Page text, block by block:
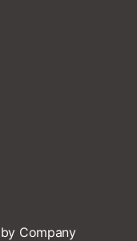
Company